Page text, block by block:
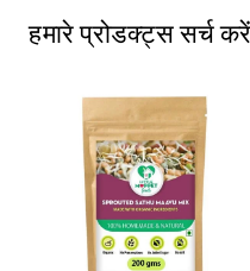
हमारे प्रोडक्ट्स सर्च